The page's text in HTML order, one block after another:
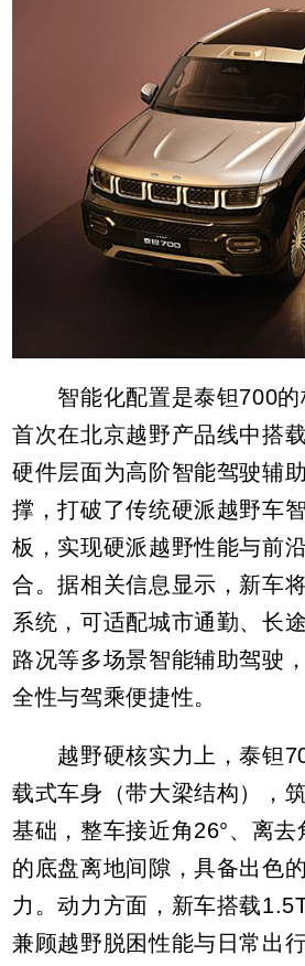
智能化配置是泰钽700的
首次在北京越野产品线中搭
硬件层面为高阶智能驾驶辅
撑，打破了传统硬派越野车
板，实现硬派越野性能与前
合。据相关信息显示，新车
系统，可适配城市通勤、长
路况等多场景智能辅助驾驶
全性与驾乘便捷性。
越野硬核实力上，泰钽
载式车身（带大梁结构），
基础，整车接近角26°、离去
的底盘离地间隙，具备出色
力。动力方面，新车搭载
兼顾越野脱困性能与日常出